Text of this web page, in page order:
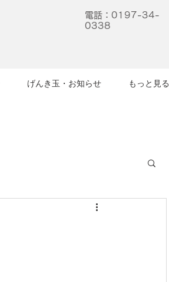
電話： 0197-34-
0338
げんき玉・お知らせ もっと見る